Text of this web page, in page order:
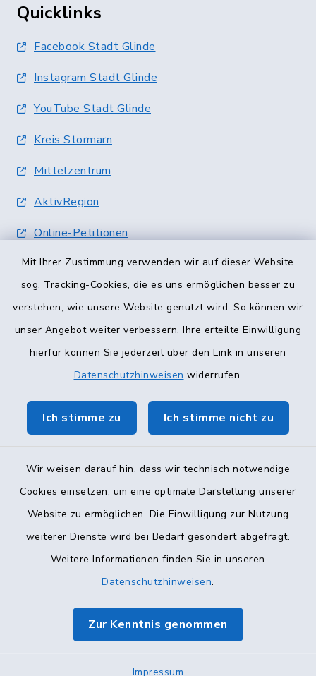
Mit Ihrer Zustimmung verwenden wir auf dieser Website
sog. Tracking-Cookies, die es uns ermöglichen besser zu
verstehen, wie unsere Website genutzt wird. So können wir
unser Angebot weiter verbessern. Ihre erteilte Einwilligung
hierfür können Sie jederzeit über den Link in unseren
Datenschutzhinweisen widerrufen.
Ich stimme zu Ich stimme nicht zu
Wir weisen darauf hin, dass wir technisch notwendige
Cookies einsetzen, um eine optimale Darstellung unserer
Website zu ermöglichen. Die Einwilligung zur Nutzung
weiterer Dienste wird bei Bedarf gesondert abgefragt.
Weitere Informationen finden Sie in unseren
Datenschutzhinweisen.
Zur Kenntnis genommen
Impressum
Quicklinks
Facebook Stadt Glinde
Instagram Stadt Glinde
YouTube Stadt Glinde
Kreis Stormarn
Mittelzentrum
AktivRegion
Online-Petitionen
Terminvergabe
Barrierefreiheit